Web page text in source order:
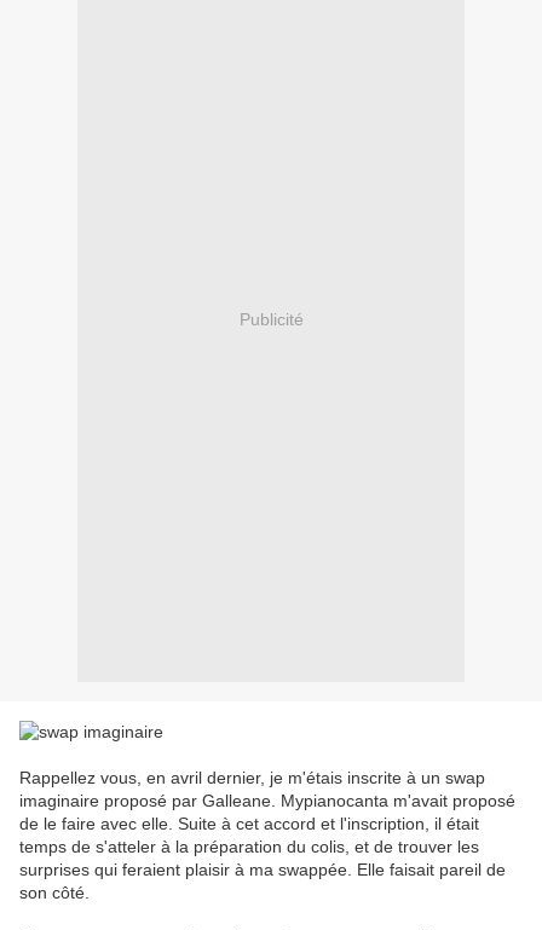
Publicité
Rappellez vous, en avril dernier, je m'étais inscrite à un swap
imaginaire proposé par Galleane. Mypianocanta m'avait proposé
de le faire avec elle. Suite à cet accord et l'inscription, il était
temps de s'atteler à la préparation du colis, et de trouver les
surprises qui feraient plaisir à ma swappée. Elle faisait pareil de
son côté.